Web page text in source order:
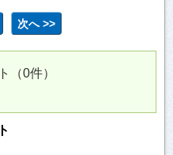
次へ >>
（0件）